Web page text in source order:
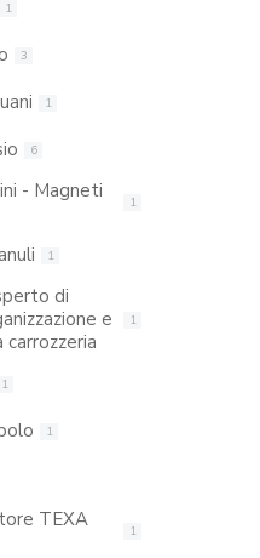
1
3
1
6
- Magneti
1
1
di
e
1
1
1
TEXA
1